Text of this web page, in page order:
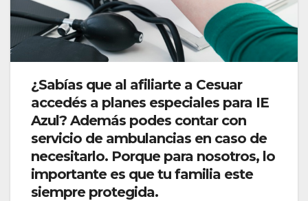
¿Sabías que al afiliarte a Cesuar
accedés a planes especiales para IE
Azul? Además podes contar con
servicio de ambulancias en caso de
necesitarlo. Porque para nosotros, lo
importante es que tu familia este
siempre protegida.